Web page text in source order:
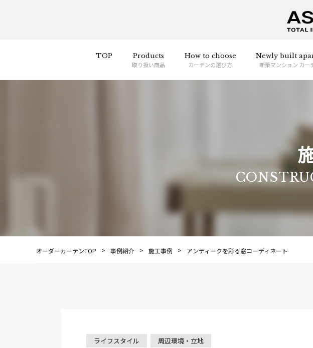
TOP Products
取り扱い商品
How to choose
カーテンの選び方
Newly built
新築マンション カー
オーダーカーテンTOP 事例紹介 施工事例 アンティークを彩る窓コーディネート
ライフスタイル 周辺環境・立地